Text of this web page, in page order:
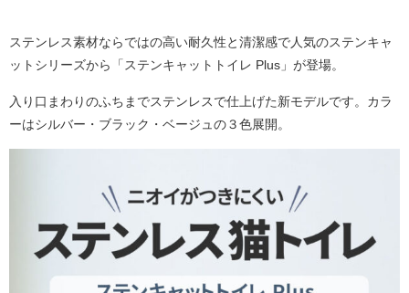
ステンレス素材ならではの高い耐久性と清潔感で人気のステンキャ
ットシリーズから「ステンキャットトイレ Plus」が登場。
入り口まわりのふちまでステンレスで仕上げた新モデルです。カラ
ーはシルバー・ブラック・ベージュの３色展開。